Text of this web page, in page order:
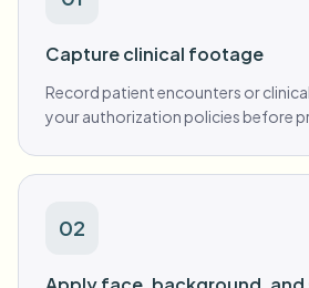
Capture clinical footage
Record patient encounters or
your authorization policies before
02